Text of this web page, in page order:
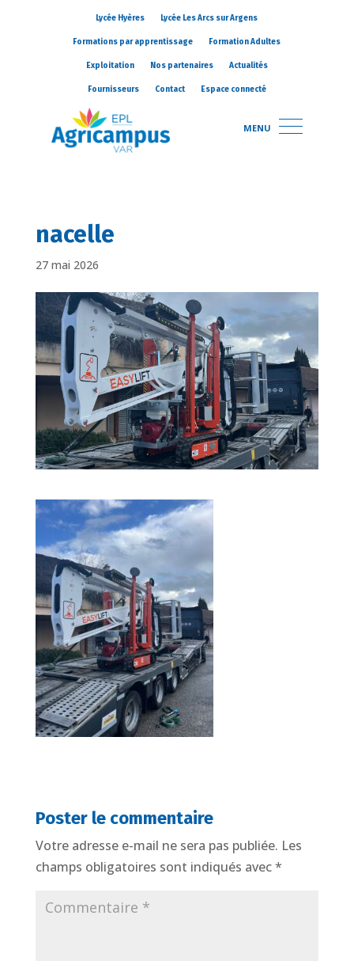
Lycée Hyères Lycée Les Arcs sur Argens
Formations par apprentissage Formation Adultes
Exploitation Nos partenaires Actualités
Fournisseurs Contact Espace connecté
MENU
nacelle
27 mai 2026
Poster le commentaire
Votre adresse e-mail ne sera pas publiée. Les
champs obligatoires sont indiqués avec*